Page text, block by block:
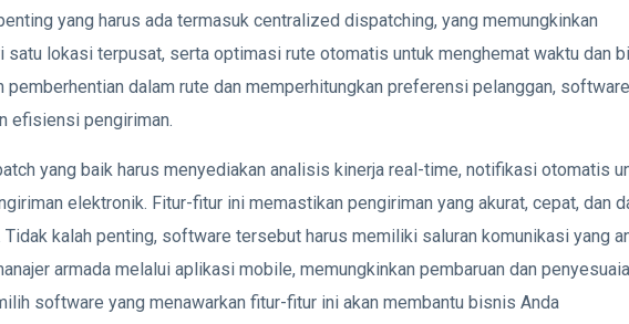
yang harus ada termasuk centralized dispatching, yang memungkinkan
satu lokasi terpusat, serta optimasi rute otomatis untuk menghemat waktu dan
pemberhentian dalam rute dan memperhitungkan preferensi pelanggan,
efisiensi pengiriman.
yang baik harus menyediakan analisis kinerja real-time, notifikasi otomatis
elektronik. Fitur-fitur ini memastikan pengiriman yang akurat, cepat, dan
Tidak kalah penting, software tersebut harus memiliki saluran komunikasi yang
armada melalui aplikasi mobile, memungkinkan pembaruan dan
software yang menawarkan fitur-fitur ini akan membantu bisnis Anda